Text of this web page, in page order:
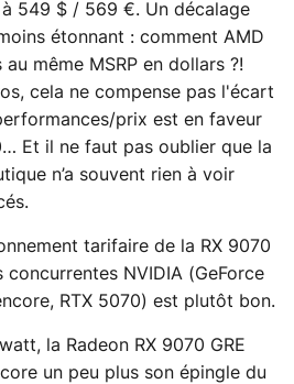
à 549 $ / 569 €. Un décalage
étonnant : comment AMD
même MSRP en dollars ?!
cela ne compense pas l'écart
prix est en faveur
Et il ne faut pas oublier que la
n’a souvent rien à voir
tarifaire de la RX 9070
concurrentes NVIDIA (GeForce
RTX 5070) est plutôt bon.
la Radeon RX 9070 GRE
un peu plus son épingle du